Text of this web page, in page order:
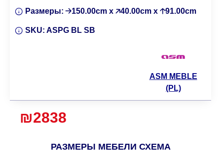
РАЗМЕРЫ МЕБЕЛИ СХЕМА
₪2838
Размеры: 🡢150.00cm x 🡥40.00cm x 🡡91.00cm
SKU: ASPG BL SB
ASM MEBLE
(PL)